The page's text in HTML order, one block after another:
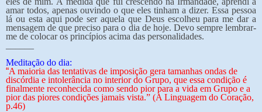
amar todos, apenas ouvindo o que eles tinham a dizer. Essa pessoa
lá ou esta aqui pode ser aquela que Deus escolheu para me dar a
mensagem de que preciso para o dia de hoje. Devo sempre lembrar-
me de colocar os princípios acima das personalidades.
Meditação do dia:
“A maioria das tentativas de imposição gera tamanhas ondas de
discórdia e intolerância no interior do Grupo, que essa condição é
finalmente reconhecida como sendo pior para a vida em Grupo e a
pior das piores condições jamais vista.” (A Linguagem do Coração,
p.46)